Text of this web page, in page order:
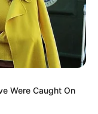
Were Caught On